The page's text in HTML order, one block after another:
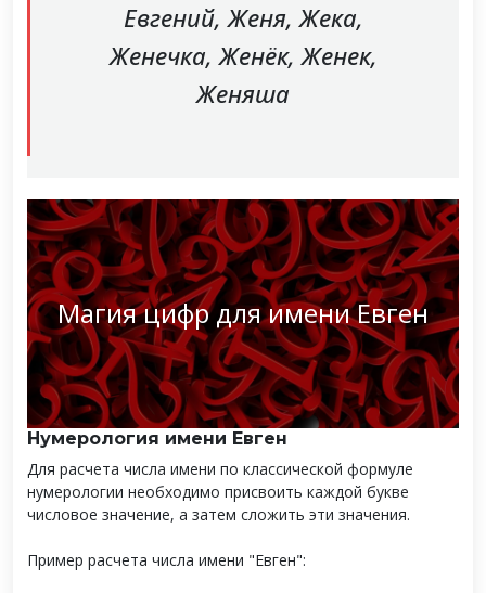
Евгений, Женя, Жека,
Женечка, Женёк, Женек,
Женяша
Магия цифр для имени Евген
Нумерология имени Евген
Для расчета числа имени по классической формуле
нумерологии необходимо присвоить каждой букве
числовое значение, а затем сложить эти значения.
Пример расчета числа имени "Евген":